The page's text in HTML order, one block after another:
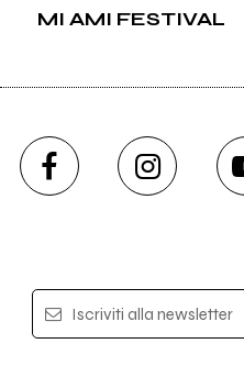
MI AMI FESTIVAL
Iscriviti alla newsletter